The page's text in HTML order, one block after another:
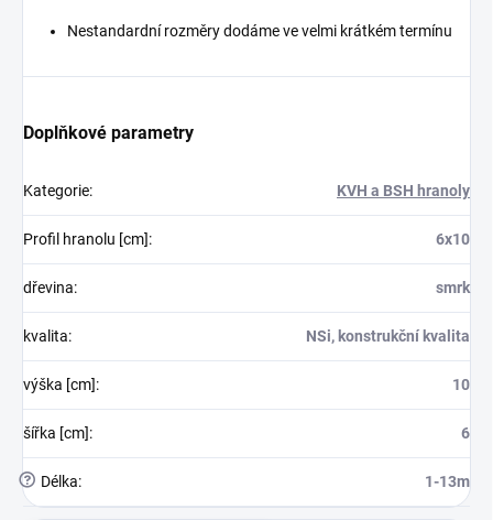
Nestandardní rozměry dodáme ve velmi krátkém termínu
Doplňkové parametry
Kategorie: KVH a BSH hranoly
Profil hranolu [cm]: 6x10
dřevina: smrk
kvalita: NSi, konstrukční kvalita
výška [cm]: 10
šířka [cm]: 6
? Délka: 1-13m